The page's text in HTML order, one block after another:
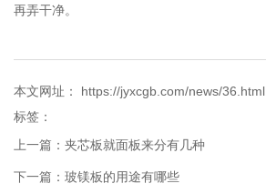
再弄干净。
本文网址： https://jyxcgb.com/news/36.html
标签：
上一篇： 夹芯板就面板来分有几种
下一篇： 玻镁板的用途有哪些